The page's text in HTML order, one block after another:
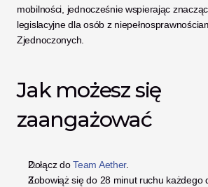
mobilności, jednocześnie wspierając
legislacyjne dla osób z
Zjednoczonych.
Jak możesz się
zaangażować
Dołącz do Team Aether.
Zobowiąż się do 28 minut ruchu każdego